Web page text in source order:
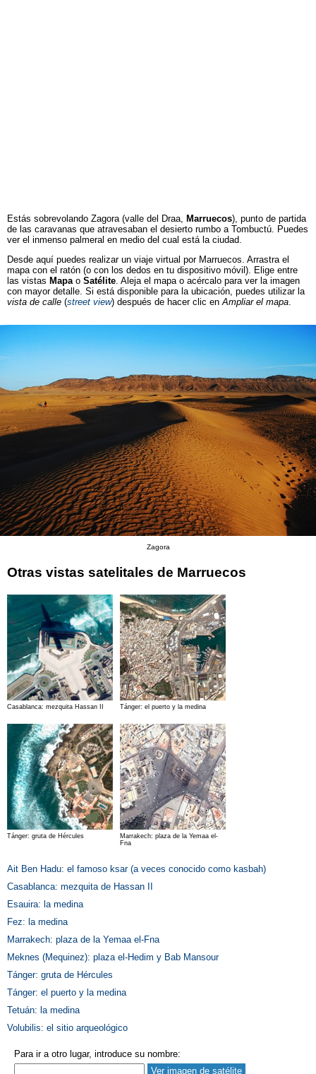
Estás sobrevolando Zagora (valle del Draa, Marruecos), punto de partida
de las caravanas que atravesaban el desierto rumbo a Tombuctú. Puedes
ver el inmenso palmeral en medio del cual está la ciudad.
Desde aquí puedes realizar un viaje virtual por Marruecos. Arrastra el
mapa con el ratón (o con los dedos en tu dispositivo móvil). Elige entre
las vistas Mapa o Satélite . Aleja el mapa o acércalo para ver la imagen
con mayor detalle. Si está disponible para la ubicación, puedes utilizar la
vista de calle (street view) después de hacer clic en Ampliar el mapa
Zagora
Otras vistas satelitales de Marruecos
Casablanca: mezquita Hassan II Tánger: el puerto y la medina
Tánger: gruta de Hércules
Marrakech: plaza de la Yemaa el-
Fna
Ait Ben Hadu: el famoso ksar (a veces conocido como kasbah)
Casablanca: mezquita de Hassan II
Esauira: la medina
Fez: la medina
Marrakech: plaza de la Yemaa el-Fna
Meknes (Mequinez): plaza el-Hedim y Bab Mansour
Tánger: gruta de Hércules
Tánger: el puerto y la medina
Tetuán: la medina
Volubilis: el sitio arqueológico
Para ir a otro lugar, introduce su nombre: